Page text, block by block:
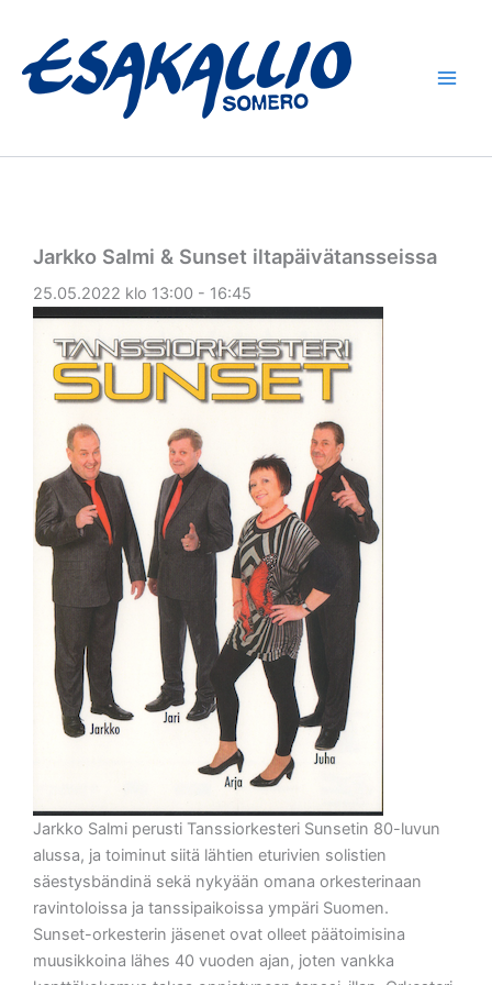
sisältöön
Jarkko Salmi & Sunset iltapäivätansseissa
25.05.2022 klo 13:00 - 16:45
Jarkko Salmi perusti Tanssiorkesteri Sunsetin 80-luvun
alussa, ja toiminut siitä lähtien eturivien solistien
säestysbändinä sekä nykyään omana orkesterinaan
ravintoloissa ja tanssipaikoissa ympäri Suomen.
Sunset-orkesterin jäsenet ovat olleet päätoimisina
muusikkoina lähes 40 vuoden ajan, joten vankka